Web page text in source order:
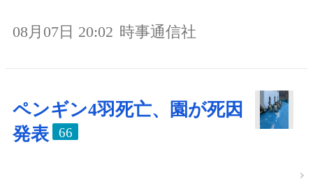
08月07日 20:02 時事通信社
ペンギン4羽死亡、園が死因
発表
66